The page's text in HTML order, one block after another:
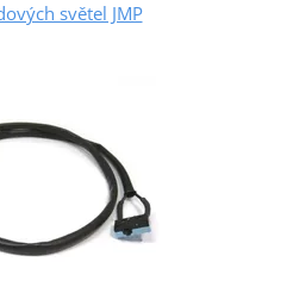
světel JMP